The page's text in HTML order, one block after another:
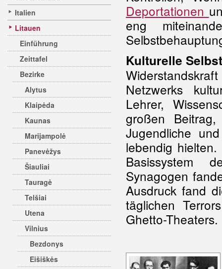
Italien
Litauen
Einführung
Zeittafel
Bezirke
Alytus
Klaipėda
Kaunas
Marijampolė
Panevėžys
Šiauliai
Tauragė
Telšiai
Utena
Vilnius
Bezdonys
Eišiškės
Deportationen
eng
Kulturelle
Netzwerks
Lehrer,
großen
Jugendliche
lebendig
Basissystem
Synagogen
Ausdruck fand
täglichen
Ghetto-Theaters.